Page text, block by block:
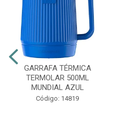
GARRAFA TÉRMICA
TERMOLAR 500ML
MUNDIAL AZUL
Código: 14819